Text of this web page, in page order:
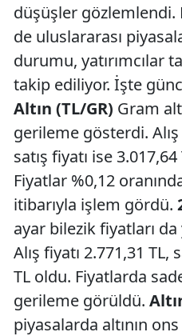
düşüşler gözlemlendi.
de uluslararası
durumu, yatırımcılar
takip ediliyor. İşte
Altın (TL/GR) Gram
gerileme gösterdi. Alış
satış fiyatı ise
Fiyatlar %0,12
itibarıyla işlem gördü.
ayar bilezik fiyatları
Alış fiyatı 2.771,31 TL,
TL oldu. Fiyatlarda
gerileme görüldü.
piyasalarda altının